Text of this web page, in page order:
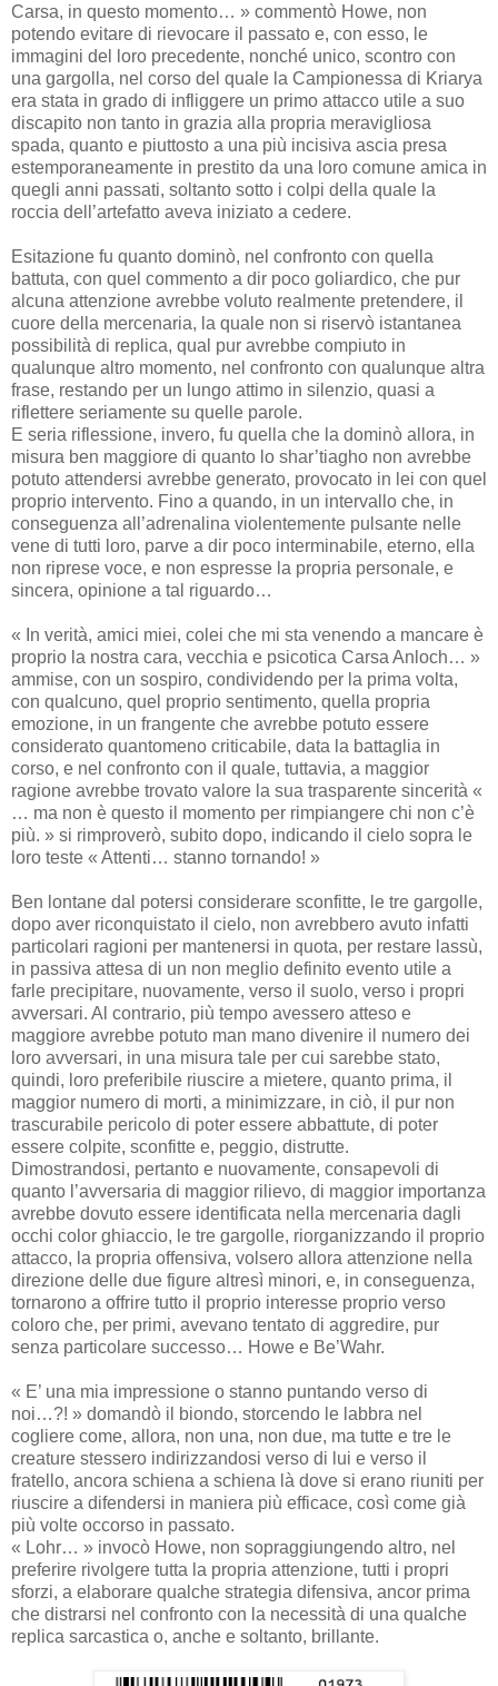
Carsa, in questo momento… » commentò Howe, non
potendo evitare di rievocare il passato e, con esso, le
immagini del loro precedente, nonché unico, scontro con
una gargolla, nel corso del quale la Campionessa di Kriarya
era stata in grado di infliggere un primo attacco utile a suo
discapito non tanto in grazia alla propria meravigliosa
spada, quanto e piuttosto a una più incisiva ascia presa
estemporaneamente in prestito da una loro comune amica in
quegli anni passati, soltanto sotto i colpi della quale la
roccia dell’artefatto aveva iniziato a cedere.
Esitazione fu quanto dominò, nel confronto con quella
battuta, con quel commento a dir poco goliardico, che pur
alcuna attenzione avrebbe voluto realmente pretendere, il
cuore della mercenaria, la quale non si riservò istantanea
possibilità di replica, qual pur avrebbe compiuto in
qualunque altro momento, nel confronto con qualunque altra
frase, restando per un lungo attimo in silenzio, quasi a
riflettere seriamente su quelle parole.
E seria riflessione, invero, fu quella che la dominò allora, in
misura ben maggiore di quanto lo shar’tiagho non avrebbe
potuto attendersi avrebbe generato, provocato in lei con quel
proprio intervento. Fino a quando, in un intervallo che, in
conseguenza all’adrenalina violentemente pulsante nelle
vene di tutti loro, parve a dir poco interminabile, eterno, ella
non riprese voce, e non espresse la propria personale, e
sincera, opinione a tal riguardo…
« In verità, amici miei, colei che mi sta venendo a mancare è
proprio la nostra cara, vecchia e psicotica Carsa Anloch… »
ammise, con un sospiro, condividendo per la prima volta,
con qualcuno, quel proprio sentimento, quella propria
emozione, in un frangente che avrebbe potuto essere
considerato quantomeno criticabile, data la battaglia in
corso, e nel confronto con il quale, tuttavia, a maggior
ragione avrebbe trovato valore la sua trasparente sincerità «
… ma non è questo il momento per rimpiangere chi non c’è
più. » si rimproverò, subito dopo, indicando il cielo sopra le
loro teste « Attenti… stanno tornando! »
Ben lontane dal potersi considerare sconfitte, le tre gargolle,
dopo aver riconquistato il cielo, non avrebbero avuto infatti
particolari ragioni per mantenersi in quota, per restare lassù,
in passiva attesa di un non meglio definito evento utile a
farle precipitare, nuovamente, verso il suolo, verso i propri
avversari. Al contrario, più tempo avessero atteso e
maggiore avrebbe potuto man mano divenire il numero dei
loro avversari, in una misura tale per cui sarebbe stato,
quindi, loro preferibile riuscire a mietere, quanto prima, il
maggior numero di morti, a minimizzare, in ciò, il pur non
trascurabile pericolo di poter essere abbattute, di poter
essere colpite, sconfitte e, peggio, distrutte.
Dimostrandosi, pertanto e nuovamente, consapevoli di
quanto l’avversaria di maggior rilievo, di maggior importanza
avrebbe dovuto essere identificata nella mercenaria dagli
occhi color ghiaccio, le tre gargolle, riorganizzando il proprio
attacco, la propria offensiva, volsero allora attenzione nella
direzione delle due figure altresì minori, e, in conseguenza,
tornarono a offrire tutto il proprio interesse proprio verso
coloro che, per primi, avevano tentato di aggredire, pur
senza particolare successo… Howe e Be’Wahr.
« E’ una mia impressione o stanno puntando verso di
noi…?! » domandò il biondo, storcendo le labbra nel
cogliere come, allora, non una, non due, ma tutte e tre le
creature stessero indirizzandosi verso di lui e verso il
fratello, ancora schiena a schiena là dove si erano riuniti per
riuscire a difendersi in maniera più efficace, così come già
più volte occorso in passato.
« Lohr… » invocò Howe, non sopraggiungendo altro, nel
preferire rivolgere tutta la propria attenzione, tutti i propri
sforzi, a elaborare qualche strategia difensiva, ancor prima
che distrarsi nel confronto con la necessità di una qualche
replica sarcastica o, anche e soltanto, brillante.